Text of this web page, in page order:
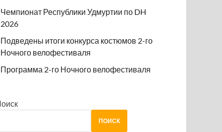
Чемпионат Республики Удмуртии по DH
2026
Подведены итоги конкурса костюмов 2-го
Ночного велофестиваля
Программа 2-го Ночного велофестиваля
ПОИСК